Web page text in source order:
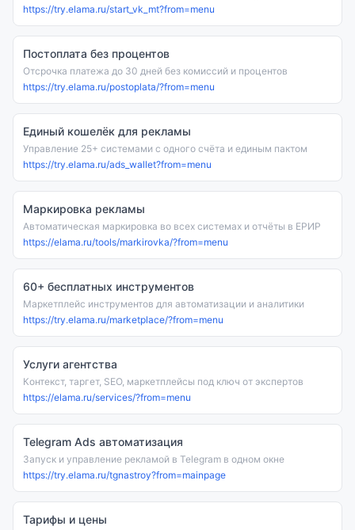
https://try.elama.ru/start_vk_mt?from=menu
Постоплата без процентов
Отсрочка платежа до 30 дней без комиссий и процентов
https://try.elama.ru/postoplata/?from=menu
Единый кошелёк для рекламы
Управление 25+ системами с одного счёта и единым пактом
https://try.elama.ru/ads_wallet?from=menu
Маркировка рекламы
Автоматическая маркировка во всех системах и отчёты в ЕРИР
https://elama.ru/tools/markirovka/?from=menu
60+ бесплатных инструментов
Маркетплейс инструментов для автоматизации и аналитики
https://try.elama.ru/marketplace/?from=menu
Услуги агентства
Контекст, таргет, SEO, маркетплейсы под ключ от экспертов
https://elama.ru/services/?from=menu
Telegram Ads автоматизация
Запуск и управление рекламой в Telegram в одном окне
https://try.elama.ru/tgnastroy?from=mainpage
Тарифы и цены